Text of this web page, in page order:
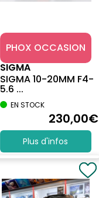
PHOX OCCASION
SIGMA
SIGMA 10-20MM F4-
5.6 ...
EN STOCK
230,00€
Plus d'infos